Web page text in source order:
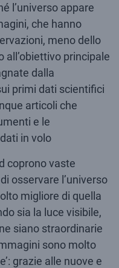
l’universo appare
che hanno
meno dello
all’obiettivo principale
dalla
primi dati scientifici
articoli che
e le
in volo
coprono vaste
osservare l’universo
migliore di quella
sia la luce visibile,
siano straordinarie
sono molto
grazie alle nuove e